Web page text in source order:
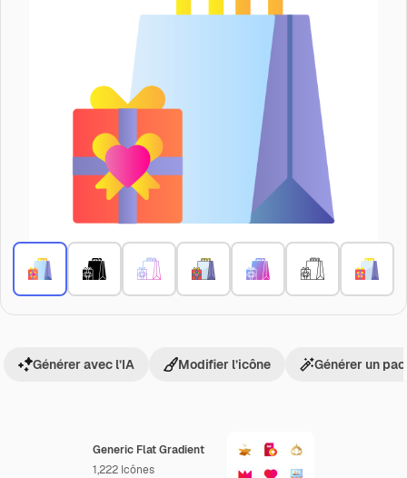
Generic Flat Gradient
1,222 Icônes
Générer avec l’IA Modifier l’icône Générer un